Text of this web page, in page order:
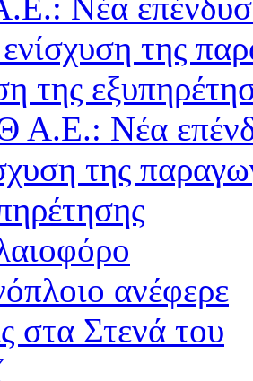
Α.Ε.: Νέα
της